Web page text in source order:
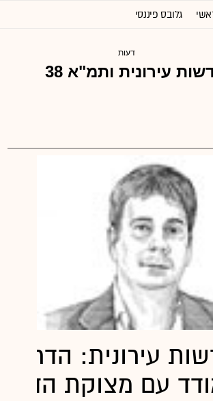
גלובס פיננסי
שוק ההון והשקעות
ופרסום מגזין G
וול סטריט ג'ורנל
דעות
עירונית: הדרך
עם מצוקת הדיור